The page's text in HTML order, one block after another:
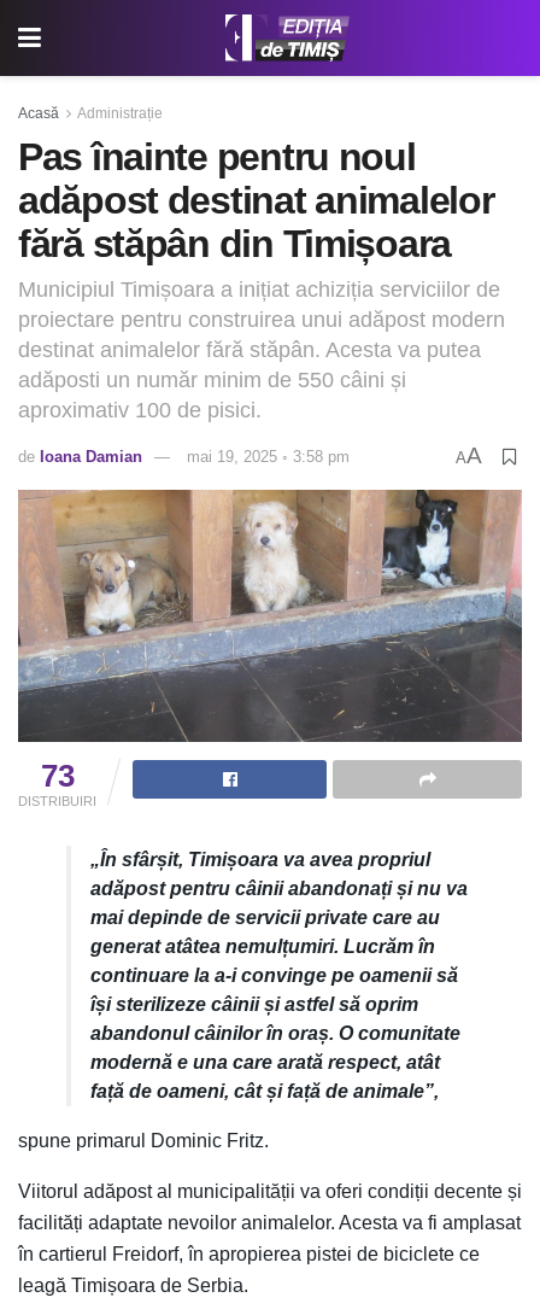
Acasă Administrație
Pas înainte pentru noul
adăpost destinat animalelor
fără stăpân din Timișoara
Municipiul Timișoara a inițiat achiziția serviciilor de
proiectare pentru construirea unui adăpost modern
destinat animalelor fără stăpân. Acesta va putea
adăposti un număr minim de 550 câini și
aproximativ 100 de pisici.
de Ioana Damian mai 19, 2025 ◦ 3:58 pm AA
73
DISTRIBUIRI
„În sfârșit, Timișoara va avea propriul
adăpost pentru câinii abandonați și nu va
mai depinde de servicii private care au
generat atâtea nemulțumiri. Lucrăm în
continuare la a-i convinge pe oamenii să
își sterilizeze câinii și astfel să oprim
abandonul câinilor în oraș. O comunitate
modernă e una care arată respect, atât
față de oameni, cât și față de animale”,
spune primarul Dominic Fritz.
Viitorul adăpost al municipalității va oferi condiții decente și
facilități adaptate nevoilor animalelor. Acesta va fi amplasat
în cartierul Freidorf, în apropierea pistei de biciclete ce
leagă Timișoara de Serbia.